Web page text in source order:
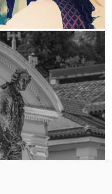
Mag 23